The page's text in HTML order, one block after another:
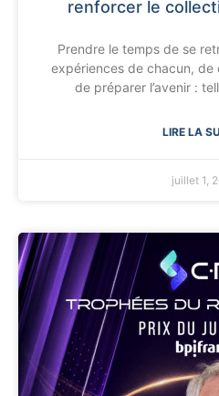
renforcer le
Prendre le temps de se
expériences de chacun, de
de préparer l’avenir :
LIRE LA
juillet 1,